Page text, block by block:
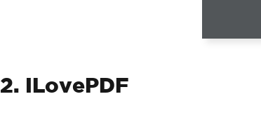
2. ILovePDF